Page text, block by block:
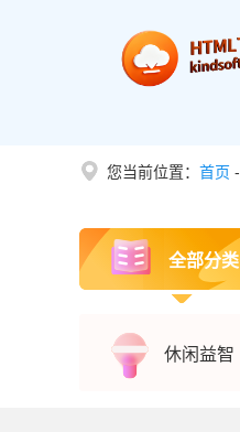
您当前位置： 首页 -
全部分类
休闲益智